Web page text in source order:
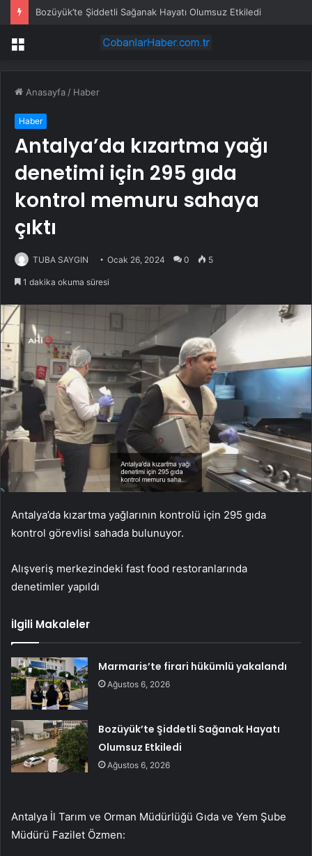
Bozüyük’te Şiddetli Sağanak Hayatı Olumsuz Etkiledi
Menü
Anasayfa / Haber
Haber
Antalya’da kızartma yağı
denetimi için 295 gıda
kontrol memuru sahaya
çıktı
TUBA SAYGIN Ocak 26, 2024 0 5
1 dakika okuma süresi
Antalya’da kızartma yağlarının kontrolü için 295 gıda
kontrol görevlisi sahada bulunuyor.
Alışveriş merkezindeki fast food restoranlarında
denetimler yapıldı
İlgili Makaleler
Marmaris’te firari hükümlü yakalandı
Ağustos 6, 2026
Bozüyük’te Şiddetli Sağanak Hayatı
Olumsuz Etkiledi
Ağustos 6, 2026
Antalya İl Tarım ve Orman Müdürlüğü Gıda ve Yem Şube
Müdürü Fazilet Özmen: